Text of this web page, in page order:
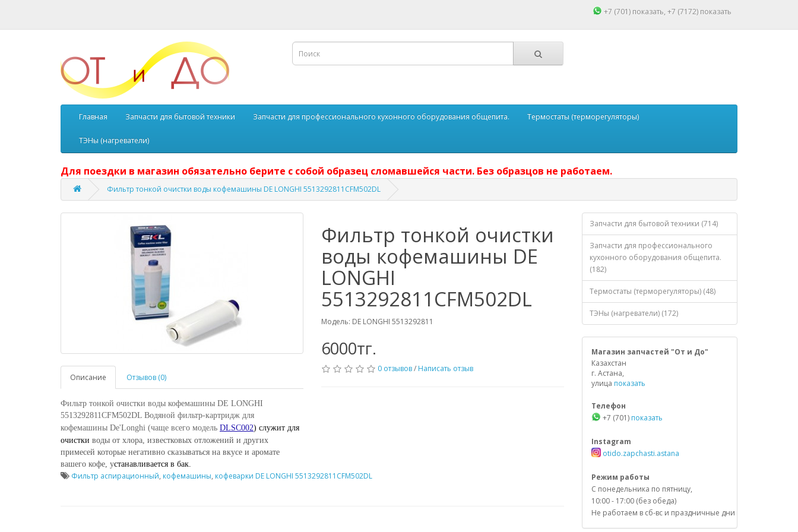
+7 (701) показать, +7 (7172) показать
Главная Запчасти для бытовой техники Запчасти для профессионального кухонного оборудования общепита. Термостаты (терморегуляторы)
ТЭНы (нагреватели)
Для поездки в магазин обязательно берите с собой образец сломавшейся части. Без образцов не работаем.
Фильтр тонкой очистки воды кофемашины DE LONGHI 5513292811CFM502DL
Описание Отзывов (0)
Фильтр тонкой очистки воды кофемашины DE LONGHI
5513292811CFM502DL Водяной фильтр-картридж для
кофемашины De'Longhi (чаще всего модель DLSC002) служит для
очистки воды от хлора, известковых отложений и других
примесей которые негативно сказываться на вкусе и аромате
вашего кофе, устанавливается в бак.
Фильтр тонкой очистки
воды кофемашины DE
LONGHI
5513292811CFM502DL
Модель: DE LONGHI 5513292811
6000тг.
0 отзывов/ Написать отзыв
Фильтр аспирационный, кофемашины, кофеварки DE LONGHI 5513292811CFM502DL
Запчасти для бытовой техники (714)
Запчасти для профессионального
кухонного оборудования общепита.
(182)
Термостаты (терморегуляторы) (48)
ТЭНы (нагреватели) (172)
Магазин запчастей "От и До"
Казахстан
г. Астана,
улица показать
Телефон
+7 (701) показать
Instagram
otido.zapchasti.astana
Режим работы
С понедельника по пятницу,
10:00 - 17:00 (без обеда)
Не работаем в сб-вс и праздничные дни